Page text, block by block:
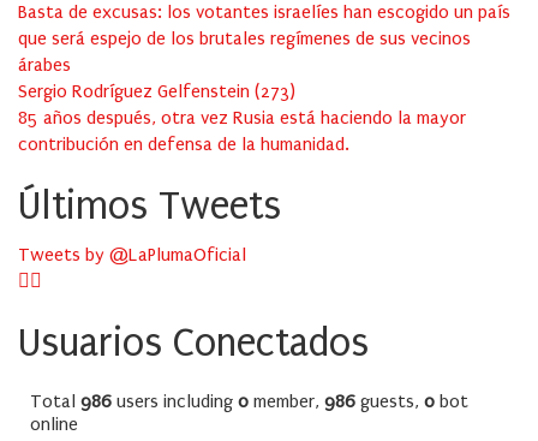
Basta de excusas: los votantes israelíes han escogido un país
que será espejo de los brutales regímenes de sus vecinos
árabes
Sergio Rodríguez Gelfenstein (273)
85 años después, otra vez Rusia está haciendo la mayor
contribución en defensa de la humanidad.
Últimos Tweets
Tweets by @LaPlumaOficial
Usuarios Conectados
Total 986 users including 0 member, 986 guests, 0 bot
online